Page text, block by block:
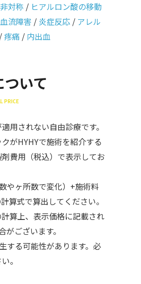
対称 / ヒアルロン酸の移動
血流障害 / 炎症反応 / アレル
/疼痛 / 内出血
いて
PRICE
用されない自由診療です。
がHYHYで施術を紹介する
費用（税込）で表示してお
やヶ所数で変化）+施術料
算式で算出してください。
算上、表示価格に記載され
ございます。
する可能性があります。必
。